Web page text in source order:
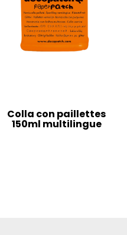
Colla con paillettes
150ml multilingue